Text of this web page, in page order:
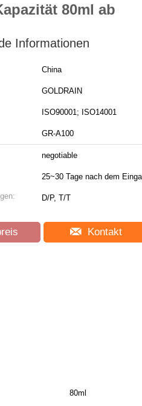
80ml ab
Informationen
China
GOLDRAIN
ISO90001; ISO14001
GR-A100
negotiable
25~30 Tage nach dem
D/P, T/T
Kontakt
80ml